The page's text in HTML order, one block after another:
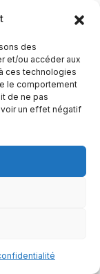
des
et/ou accéder aux
ces technologies
le comportement
de ne pas
un effet négatif
nouvelles
Fondé par
approche